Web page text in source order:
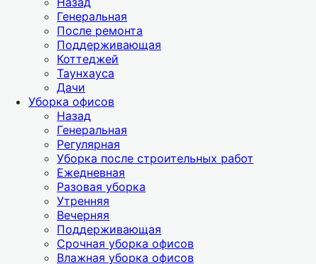
Генеральная
После ремонта
Поддерживающая
Коттеджей
Таунхауса
Дачи
Уборка офисов
Назад
Генеральная
Регулярная
Уборка после строительных работ
Ежедневная
Разовая уборка
Утренняя
Вечерняя
Поддерживающая
Срочная уборка офисов
Влажная уборка офисов